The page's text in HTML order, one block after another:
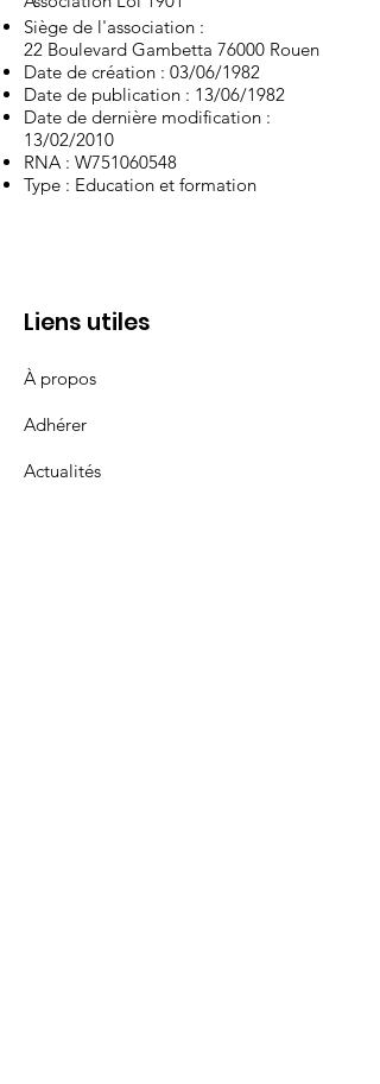
Siège de l'association :
22 Boulevard Gambetta 76000 Rouen
Date de création : 03/06/1982
Date de publication : 13/06/1982
Date de dernière modification :
13/02/2010
RNA : W751060548
Type : Education et formation
Liens utiles
À propos
Adhérer
Actualités